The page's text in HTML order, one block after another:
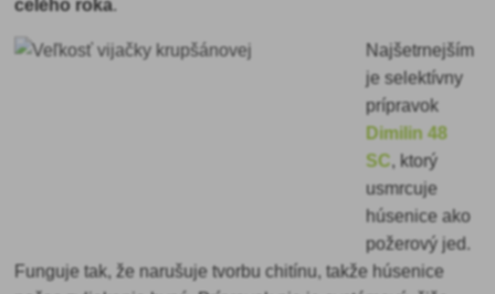
celého roka.
Najšetrnejším
je selektívny
prípravok
Dimilin 48
SC, ktorý
usmrcuje
húsenice ako
požerový jed.
Funguje tak, že narušuje tvorbu chitínu, takže húsenice